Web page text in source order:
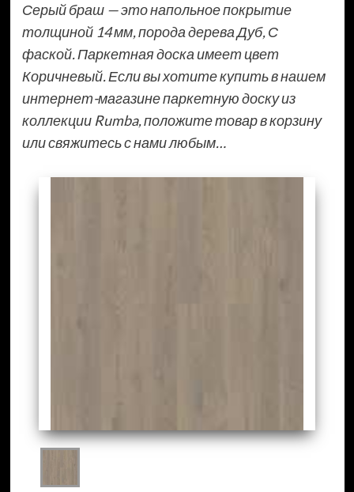
Серый браш — это напольное покрытие
толщиной 14 мм, порода дерева Дуб, С
фаской. Паркетная доска имеет цвет
Коричневый. Если вы хотите купить в нашем
интернет-магазине паркетную доску из
коллекции Rumba, положите товар в корзину
или свяжитесь с нами любым…